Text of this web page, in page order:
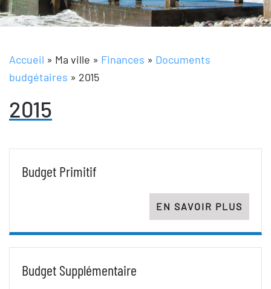
Accueil » Ma ville » Finances » Documents
budgétaires » 2015
2015
Budget Primitif
EN SAVOIR PLUS
Budget Supplémentaire